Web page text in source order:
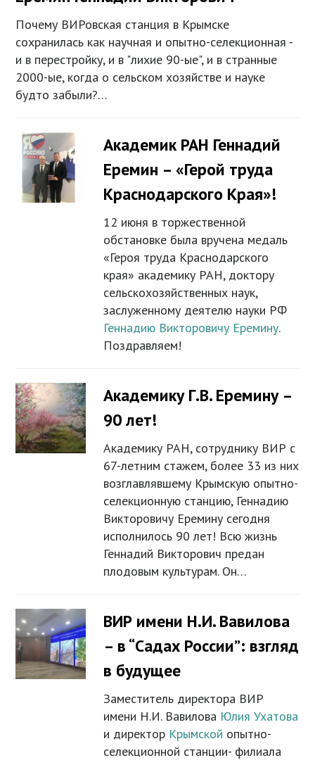
Почему ВИРовская станция в Крымске
сохранилась как научная и опытно-селекционная -
и в перестройку, и в "лихие 90-ые", и в странные
2000-ые, когда о сельском хозяйстве и науке
будто забыли?…
Академик РАН Геннадий
Еремин – «Герой труда
Краснодарского Края»!
12 июня в торжественной
обстановке была вручена медаль
«Героя труда Краснодарского
края» академику РАН, доктору
сельскохозяйственных наук,
заслуженному деятелю науки РФ
Геннадию Викторовичу Еремину.
Поздравляем!
Академику Г.В. Еремину –
90 лет!
Академику РАН, сотруднику ВИР с
67-летним стажем, более 33 из них
возглавлявшему Крымскую опытно-
селекционную станцию, Геннадию
Викторовичу Еремину сегодня
исполнилось 90 лет! Всю жизнь
Геннадий Викторович предан
плодовым культурам. Он…
ВИР имени Н.И. Вавилова
– в “Садах России”: взгляд
в будущее
Заместитель директора ВИР
имени Н.И. Вавилова Юлия Ухатова
и директор Крымской опытно-
селекционной станции- филиала